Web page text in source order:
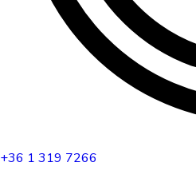
+36 1 319 7266